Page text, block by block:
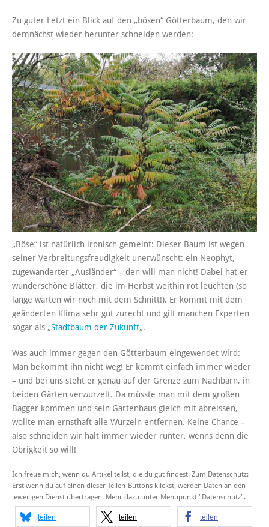
Zu guter Letzt ein Blick auf den „bösen“ Götterbaum, den wir
demnächst wieder herunter schneiden werden:
„Böse“ ist natürlich ironisch gemeint: Dieser Baum ist wegen
seiner Verbreitungsfreudigkeit unerwünscht: ein Neophyt,
zugewanderter „Ausländer“ – den will man nicht! Dabei hat er
wunderschöne Blätter, die im Herbst weithin rot leuchten (so
lange warten wir noch mit dem Schnitt!). Er kommt mit dem
geänderten Klima sehr gut zurecht und gilt manchen Experten
sogar als „Stadtbaum der Zukunft„.
Was auch immer gegen den Götterbaum eingewendet wird:
Man bekommt ihn nicht weg! Er kommt einfach immer wieder
– und bei uns steht er genau auf der Grenze zum Nachbarn, in
beiden Gärten verwurzelt. Da müsste man mit dem großen
Bagger kommen und sein Gartenhaus gleich mit abreissen,
wollte man ernsthaft alle Wurzeln entfernen. Keine Chance –
also schneiden wir halt immer wieder runter, wenns denn die
Obrigkeit so will!
Ich freue mich, wenn du Artikel teilst, die du gut findest. Zum Datenschutz:
Erst wenn du auf einen dieser Teilen-Buttons klickst, werden Daten an den
jeweiligen Dienst übertragen. Mehr dazu unter Menüpunkt "Datenschutz".
teilen teilen teilen